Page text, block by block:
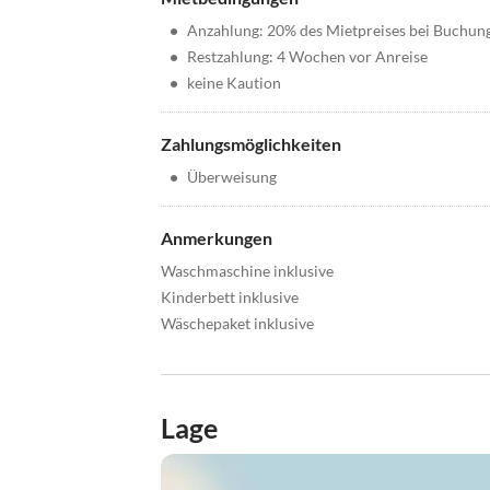
• Anzahlung: 20% des Mietpreises bei
• Restzahlung: 4 Wochen vor Anreise
• keine Kaution
Zahlungsmöglichkeiten
• Überweisung
Anmerkungen
Waschmaschine inklusive
Kinderbett inklusive
Wäschepaket inklusive
Lage